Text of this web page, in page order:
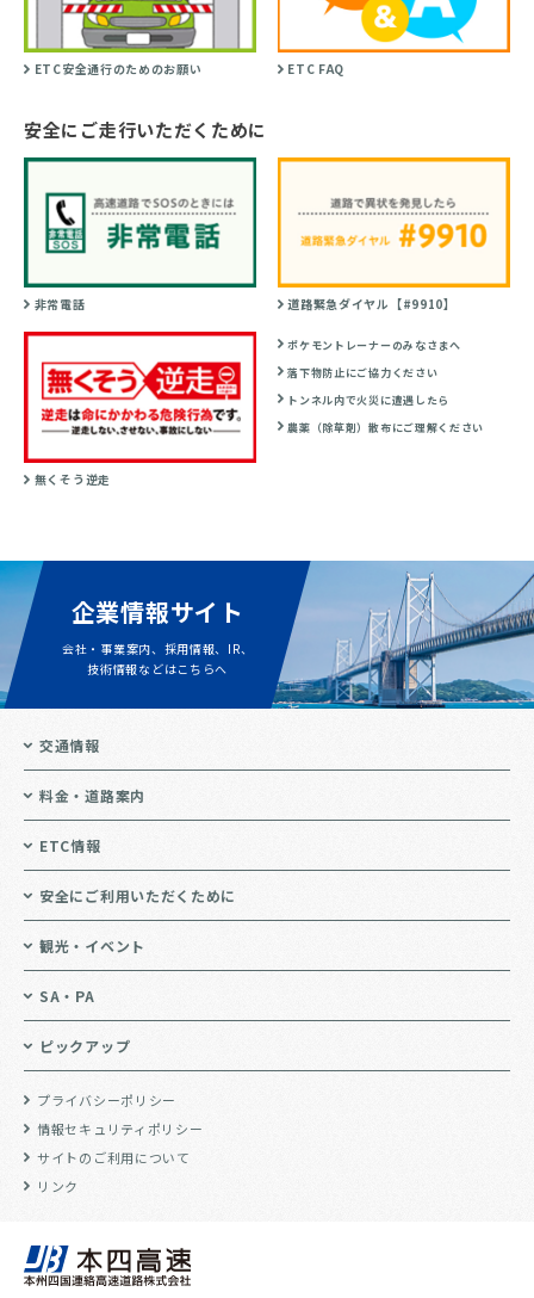
ETC安全通行のためのお願い ETC FAQ
安全にご走行いただくために
非常電話 道路緊急ダイヤル【#9910】
無くそう逆走
ポケモントレーナーのみなさまへ
落下物防止にご協力ください
トンネル内で火災に遭遇したら
農薬（除草剤）散布にご理解ください
企業情報サイト
会社・事業案内、採用情報、IR、
技術情報などはこちらへ
交通情報
料金・道路案内
ETC情報
安全にご利用いただくために
観光・イベント
SA・PA
ピックアップ
プライバシーポリシー
情報セキュリティポリシー
サイトのご利用について
リンク